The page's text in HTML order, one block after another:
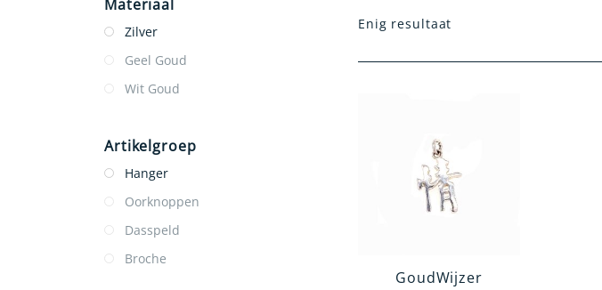
Materiaal
Zilver
Geel Goud
Wit Goud
Artikelgroep
Hanger
Oorknoppen
Dasspeld
Broche
Enig resultaat
GoudWijzer